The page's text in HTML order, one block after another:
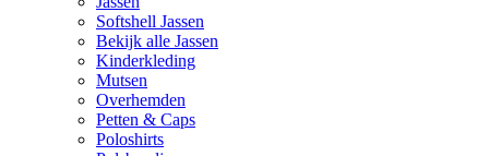
Softshell Jassen
Bekijk alle Jassen
Kinderkleding
Mutsen
Overhemden
Petten & Caps
Poloshirts